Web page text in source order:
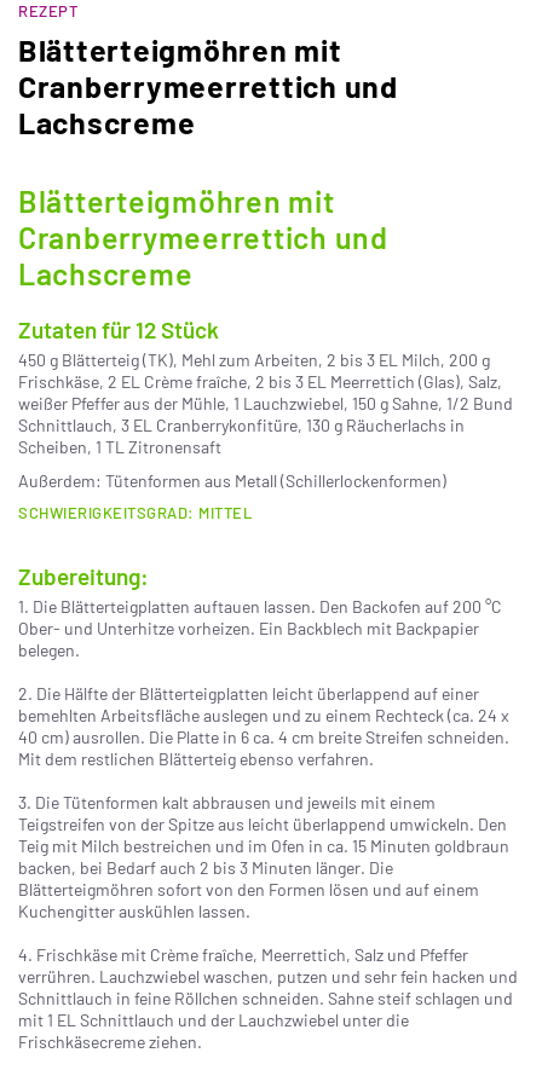
REZEPT
Blätterteigmöhren mit
Cranberrymeerrettich und
Lachscreme
Blätterteigmöhren mit
Cranberrymeerrettich und
Lachscreme
Zutaten für 12 Stück
450 g Blätterteig (TK), Mehl zum Arbeiten, 2 bis 3 EL Milch, 200 g
Frischkäse, 2 EL Crème fraîche, 2 bis 3 EL Meerrettich (Glas), Salz,
weißer Pfeffer aus der Mühle, 1 Lauchzwiebel, 150 g Sahne, 1/2 Bund
Schnittlauch, 3 EL Cranberrykonfitüre, 130 g Räucherlachs in
Scheiben, 1 TL Zitronensaft
Außerdem: Tütenformen aus Metall (Schillerlockenformen)
SCHWIERIGKEITSGRAD: MITTEL
Zubereitung:
1. Die Blätterteigplatten auftauen lassen. Den Backofen auf 200 °C
Ober- und Unterhitze vorheizen. Ein Backblech mit Backpapier
belegen.
2. Die Hälfte der Blätterteigplatten leicht überlappend auf einer
bemehlten Arbeitsfläche auslegen und zu einem Rechteck (ca. 24 x
40 cm) ausrollen. Die Platte in 6 ca. 4 cm breite Streifen schneiden.
Mit dem restlichen Blätterteig ebenso verfahren.
3. Die Tütenformen kalt abbrausen und jeweils mit einem
Teigstreifen von der Spitze aus leicht überlappend umwickeln. Den
Teig mit Milch bestreichen und im Ofen in ca. 15 Minuten goldbraun
backen, bei Bedarf auch 2 bis 3 Minuten länger. Die
Blätterteigmöhren sofort von den Formen lösen und auf einem
Kuchengitter auskühlen lassen.
4. Frischkäse mit Crème fraîche, Meerrettich, Salz und Pfeffer
verrühren. Lauchzwiebel waschen, putzen und sehr fein hacken und
Schnittlauch in feine Röllchen schneiden. Sahne steif schlagen und
mit 1 EL Schnittlauch und der Lauchzwiebel unter die
Frischkäsecreme ziehen.